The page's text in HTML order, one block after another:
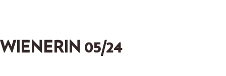
WIENERIN 05/24